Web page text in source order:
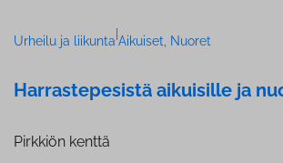
Urheilu ja liikunta Aikuiset, Nuoret
Har­ras­te­pe­sis­tä aikuisille ja
Pirkkiön kenttä